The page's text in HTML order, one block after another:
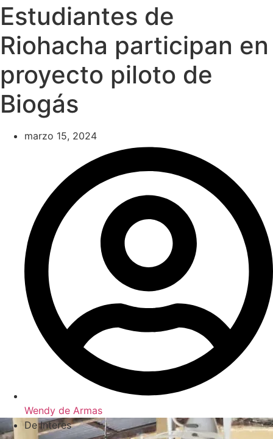
Estudiantes de
Riohacha participan en
proyecto piloto de
Biogás
marzo 15, 2024
Wendy de Armas
De Interes